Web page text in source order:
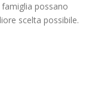
possano
scelta possibile.